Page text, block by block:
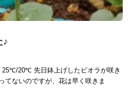
♪
20℃ 先日鉢上げしたビオラが咲き
てないのですが、花は早く咲きま